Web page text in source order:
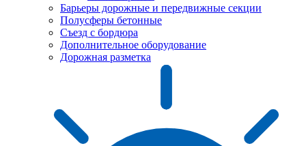
Барьеры дорожные и передвижные секции
Полусферы бетонные
Съезд с бордюра
Дополнительное оборудование
Дорожная разметка